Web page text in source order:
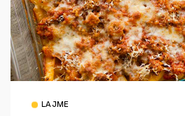
LAJME